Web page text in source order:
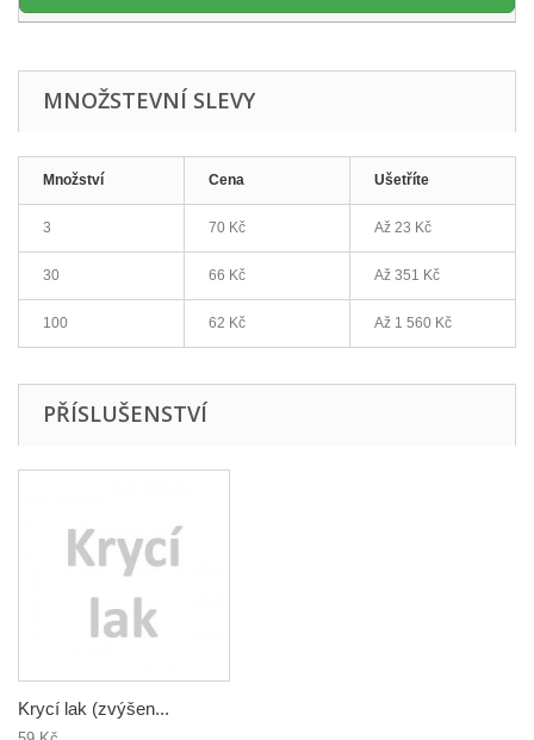
MNOŽSTEVNÍ SLEVY
Množství Cena Ušetříte
3 70 Kč Až 23 Kč
30 66 Kč Až 351 Kč
100 62 Kč Až 1 560 Kč
PŘÍSLUŠENSTVÍ
Krycí lak (zvýšen...